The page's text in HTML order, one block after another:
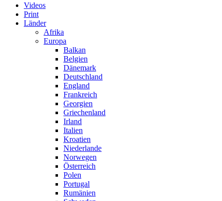
Videos
Print
Länder
Afrika
Europa
Balkan
Belgien
Dänemark
Deutschland
England
Frankreich
Georgien
Griechenland
Irland
Italien
Kroatien
Niederlande
Norwegen
Österreich
Polen
Portugal
Rumänien